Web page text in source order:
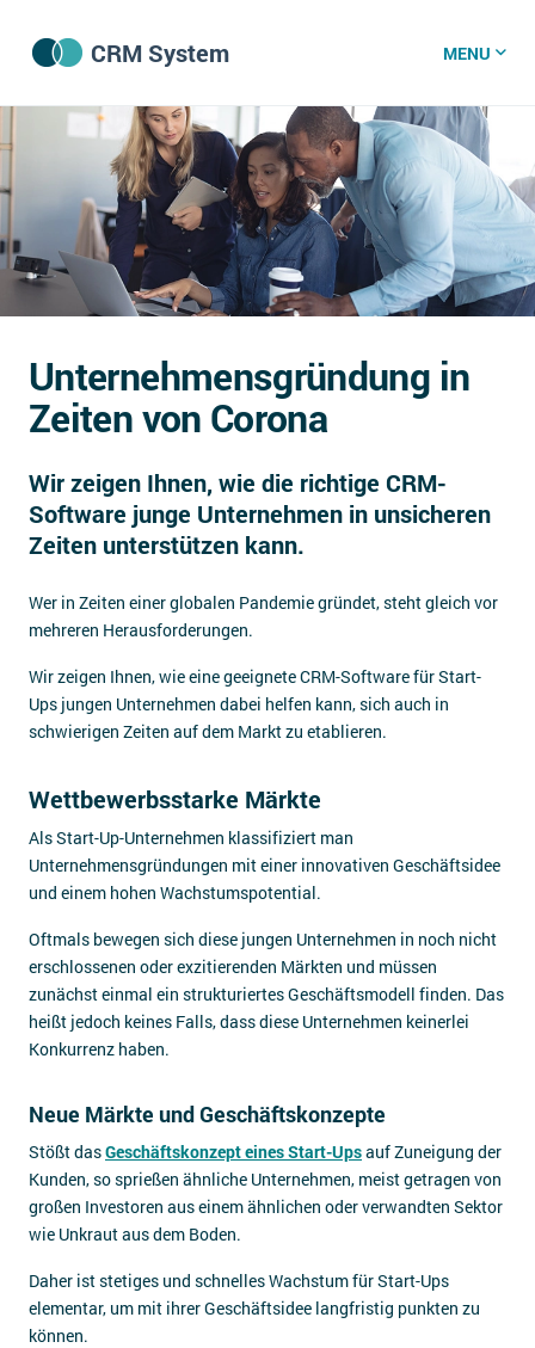
CRM System
CRM Software
CRM Wissenszentrum
CRM News
Was ist CRM?
Offene Stellen bei CRM-Lieferanten
Über uns
DSGVO/GDPR
Kontakt
MENU
Unternehmensgründung in
Zeiten von Corona
Wir zeigen Ihnen, wie die richtige CRM-
Software junge Unternehmen in unsicheren
Zeiten unterstützen kann.
Wer in Zeiten einer globalen Pandemie gründet, steht gleich vor
mehreren Herausforderungen.
Wir zeigen Ihnen, wie eine geeignete CRM-Software für Start-
Ups jungen Unternehmen dabei helfen kann, sich auch in
schwierigen Zeiten auf dem Markt zu etablieren.
Wettbewerbsstarke Märkte
Als Start-Up-Unternehmen klassifiziert man
Unternehmensgründungen mit einer innovativen Geschäftsidee
und einem hohen Wachstumspotential.
Oftmals bewegen sich diese jungen Unternehmen in noch nicht
erschlossenen oder exzitierenden Märkten und müssen
zunächst einmal ein strukturiertes Geschäftsmodell finden. Das
heißt jedoch keines Falls, dass diese Unternehmen keinerlei
Konkurrenz haben.
Neue Märkte und Geschäftskonzepte
Stößt dasGeschäftskonzept eines Start-Upsauf Zuneigung der
Kunden, so sprießen ähnliche Unternehmen, meist getragen von
großen Investoren aus einem ähnlichen oder verwandten Sektor
wie Unkraut aus dem Boden.
Daher ist stetiges und schnelles Wachstum für Start-Ups
elementar, um mit ihrer Geschäftsidee langfristig punkten zu
können.